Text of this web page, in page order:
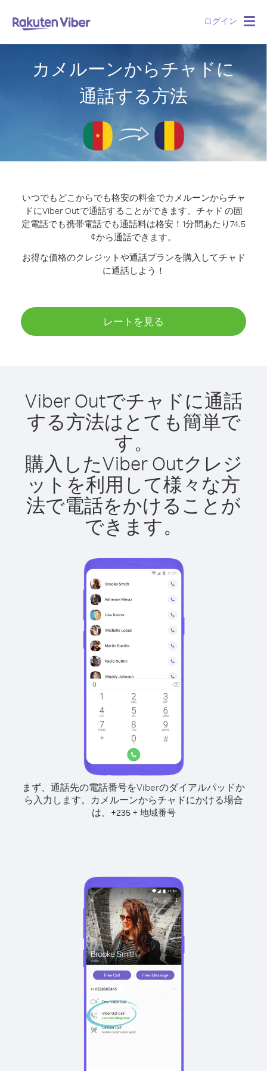
ログイン
カメルーンからチャドに
通話する方法
いつでもどこからでも格安の料金でカメルーンからチャ
ドにViber Outで通話することができます。 チャド の固
定電話でも携帯電話でも通話料は格安！1分間あたり74.5
¢から通話できます。
お得な価格のクレジットや通話プランを購入してチャド
に通話しよう！
レートを見る
Viber Outでチャドに通話
する方法はとても簡単で
す。
購入したViber Outクレジ
ットを利用して様々な方
法で電話をかけることが
できます。
まず、通話先の電話番号をViberのダイアルパッドか
ら入力します。 カメルーンからチャドにかける場合
は、
+235+ 地域番号